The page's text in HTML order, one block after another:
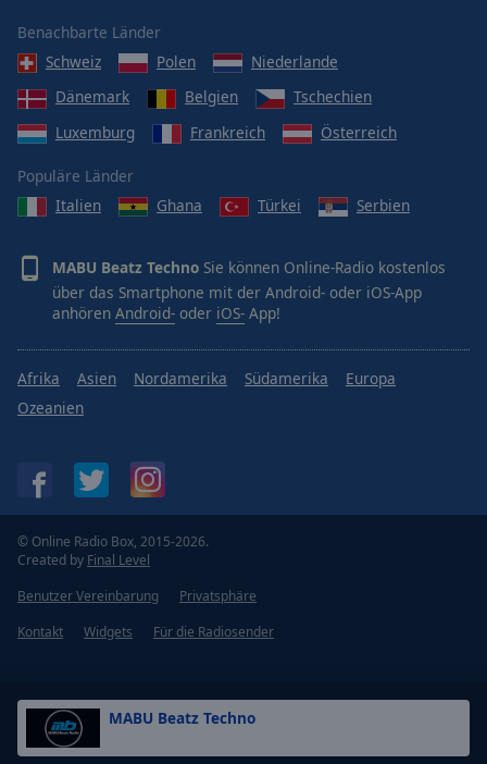
MABU Beatz Techno
Benachbarte Länder
Schweiz
Polen
Niederlande
Dänemark
Belgien
Tschechien
Luxemburg
Frankreich Österreich
Populäre Länder
Italien
Ghana Türkei Serbien
MABU Beatz Techno Sie können Online-Radio kostenlos
über das Smartphone mit der Android- oder iOS-App
anhören Android- oder iOS- App!
Afrika Asien Nordamerika Südamerika
Europa
Ozeanien
© Online Radio Box, 2015-2026.
Created by Final Level
Benutzer Vereinbarung
Privatsphäre
Kontakt
Widgets Für die Radiosender